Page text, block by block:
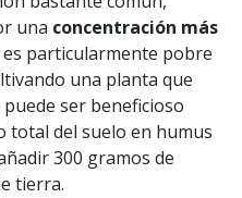
una concentración más
particularmente pobre
una planta que
ser beneficioso
total del suelo en humus
300 gramos de
tierra.